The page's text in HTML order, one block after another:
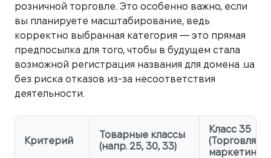
розничной торговле. Это особенно важно, если
вы планируете масштабирование, ведь
корректно выбранная категория — это прямая
предпосылка для того, чтобы в будущем стала
возможной регистрация названия для домена .ua
без риска отказов из-за несоответствия
деятельности.
Критерий
Товарные классы
(напр. 25, 30, 33)
Класс 35
(Торговля и
маркетинг)